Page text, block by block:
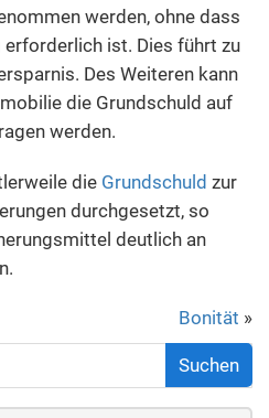
werden, ohne dass
ist. Dies führt zu
Des Weiteren kann
die Grundschuld auf
werden.
die Grundschuld zur
durchgesetzt, so
deutlich an
Bonität »